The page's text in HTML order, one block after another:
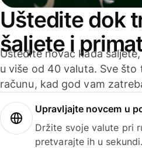
Uštedite dok
šaljete i
Uštedite novac kada
u više od 40 valuta. Sve što
računu, kad god vam
Upravljajte novcem u
Držite svoje valute pri
pretvarajte ih u sekundi.